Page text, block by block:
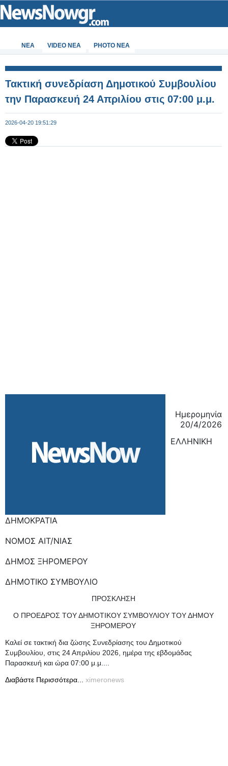
ΝΕΑ VIDEO NEA PHOTO NEA
Τακτική συνεδρίαση Δημοτικού Συμβουλίου
την Παρασκευή 24 Απριλίου στις 07:00 μ.μ.
2026-04-20 19:51:29
Ημερομηνία
20/4/2026
ΕΛΛΗΝΙΚΗ
ΔΗΜΟΚΡΑΤΙΑ
ΝΟΜΟΣ ΑΙΤ/ΝΙΑΣ
ΔΗΜΟΣ ΞΗΡΟΜΕΡΟΥ
ΔΗΜΟΤΙΚΟ ΣΥΜΒΟΥΛΙΟ
ΠΡΟΣΚΛΗΣΗ
O ΠΡΟΕΔΡΟΣ ΤΟΥ ΔΗΜΟΤΙΚΟΥ ΣΥΜΒΟΥΛΙΟΥ ΤΟΥ ΔΗΜΟΥ
ΞΗΡΟΜΕΡΟΥ
Καλεί σε τακτική δια ζώσης Συνεδρίασης του Δημοτικού
Συμβουλίου, στις 24 Απριλίου 2026, ημέρα της εβδομάδας
Παρασκευή και ώρα 07:00 μ.μ....
Διαβάστε Περισσότερα... ximeronews